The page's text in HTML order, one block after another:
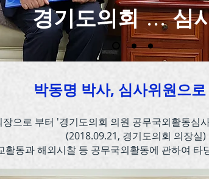
경기도의회 ... 심
박동명 박사, 심사위원으
으로 부터 '경기도의회 의원 공무국외활동심
(2018.09.21, 경기도의회 의장실)
활동과 해외시찰 등 공무국외활동에 관하여 타